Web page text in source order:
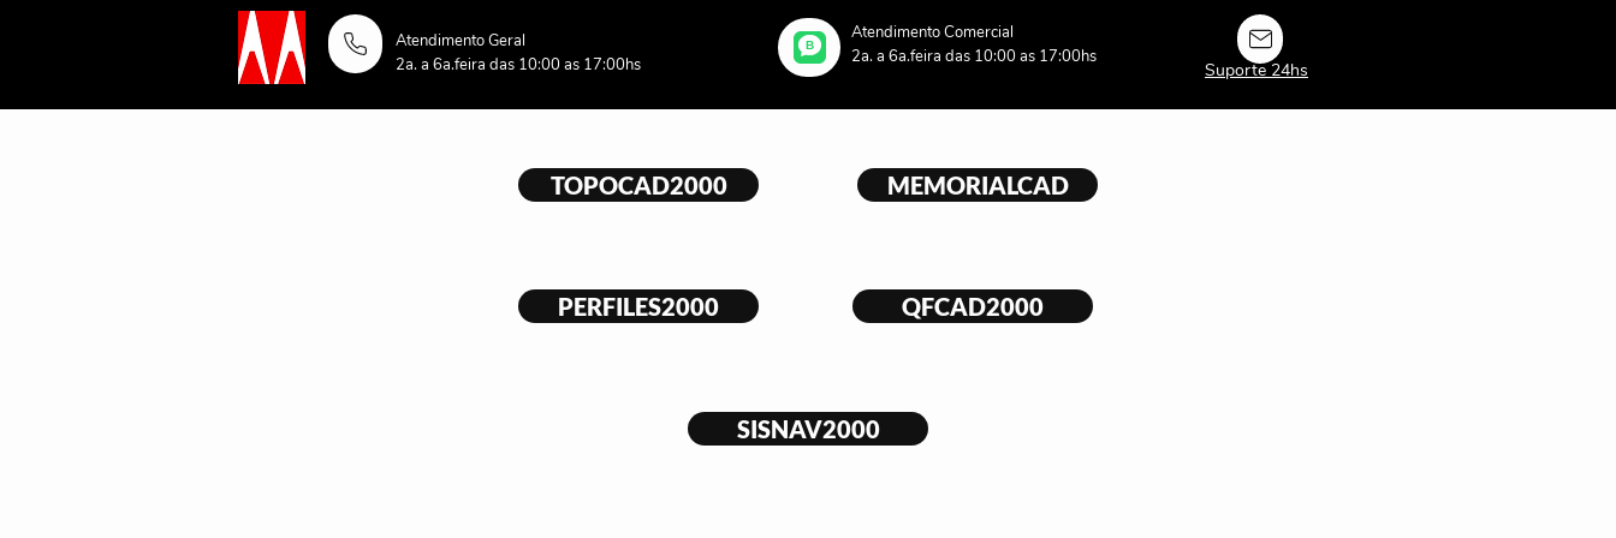
Atendimento Geral
2a. a 6a.feira das 10:00 as 17:00hs
Suporte 24hs
B
Atendimento Comercial
2a. a 6a.feira das 10:00 as 17:00hs
TOPOCAD2000
PERFILES2000
MEMORIALCAD
QFCAD2000
SISNAV2000